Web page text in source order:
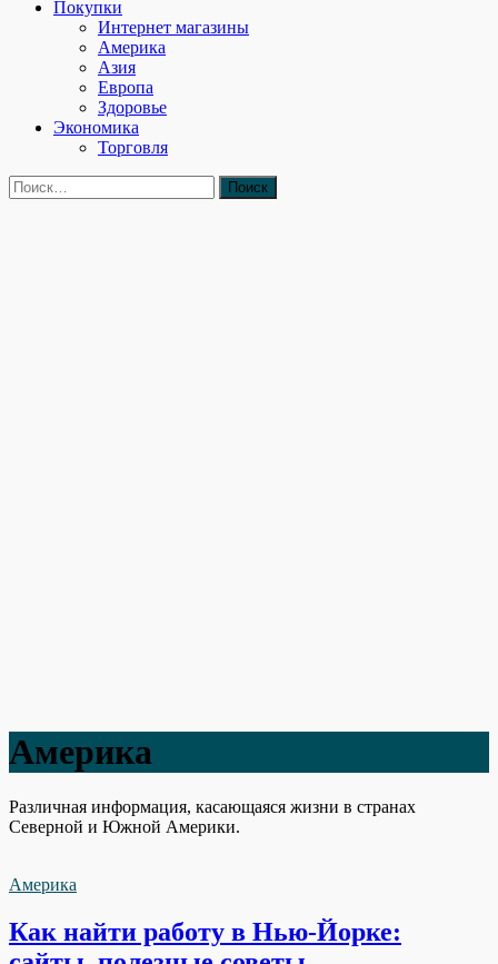
Покупки
Интернет магазины
Америка
Азия
Европа
Здоровье
Экономика
Торговля
Найти:
Америка
Различная информация, касающаяся жизни в странах
Северной и Южной Америки.
Америка
Как найти работу в Нью-Йорке: